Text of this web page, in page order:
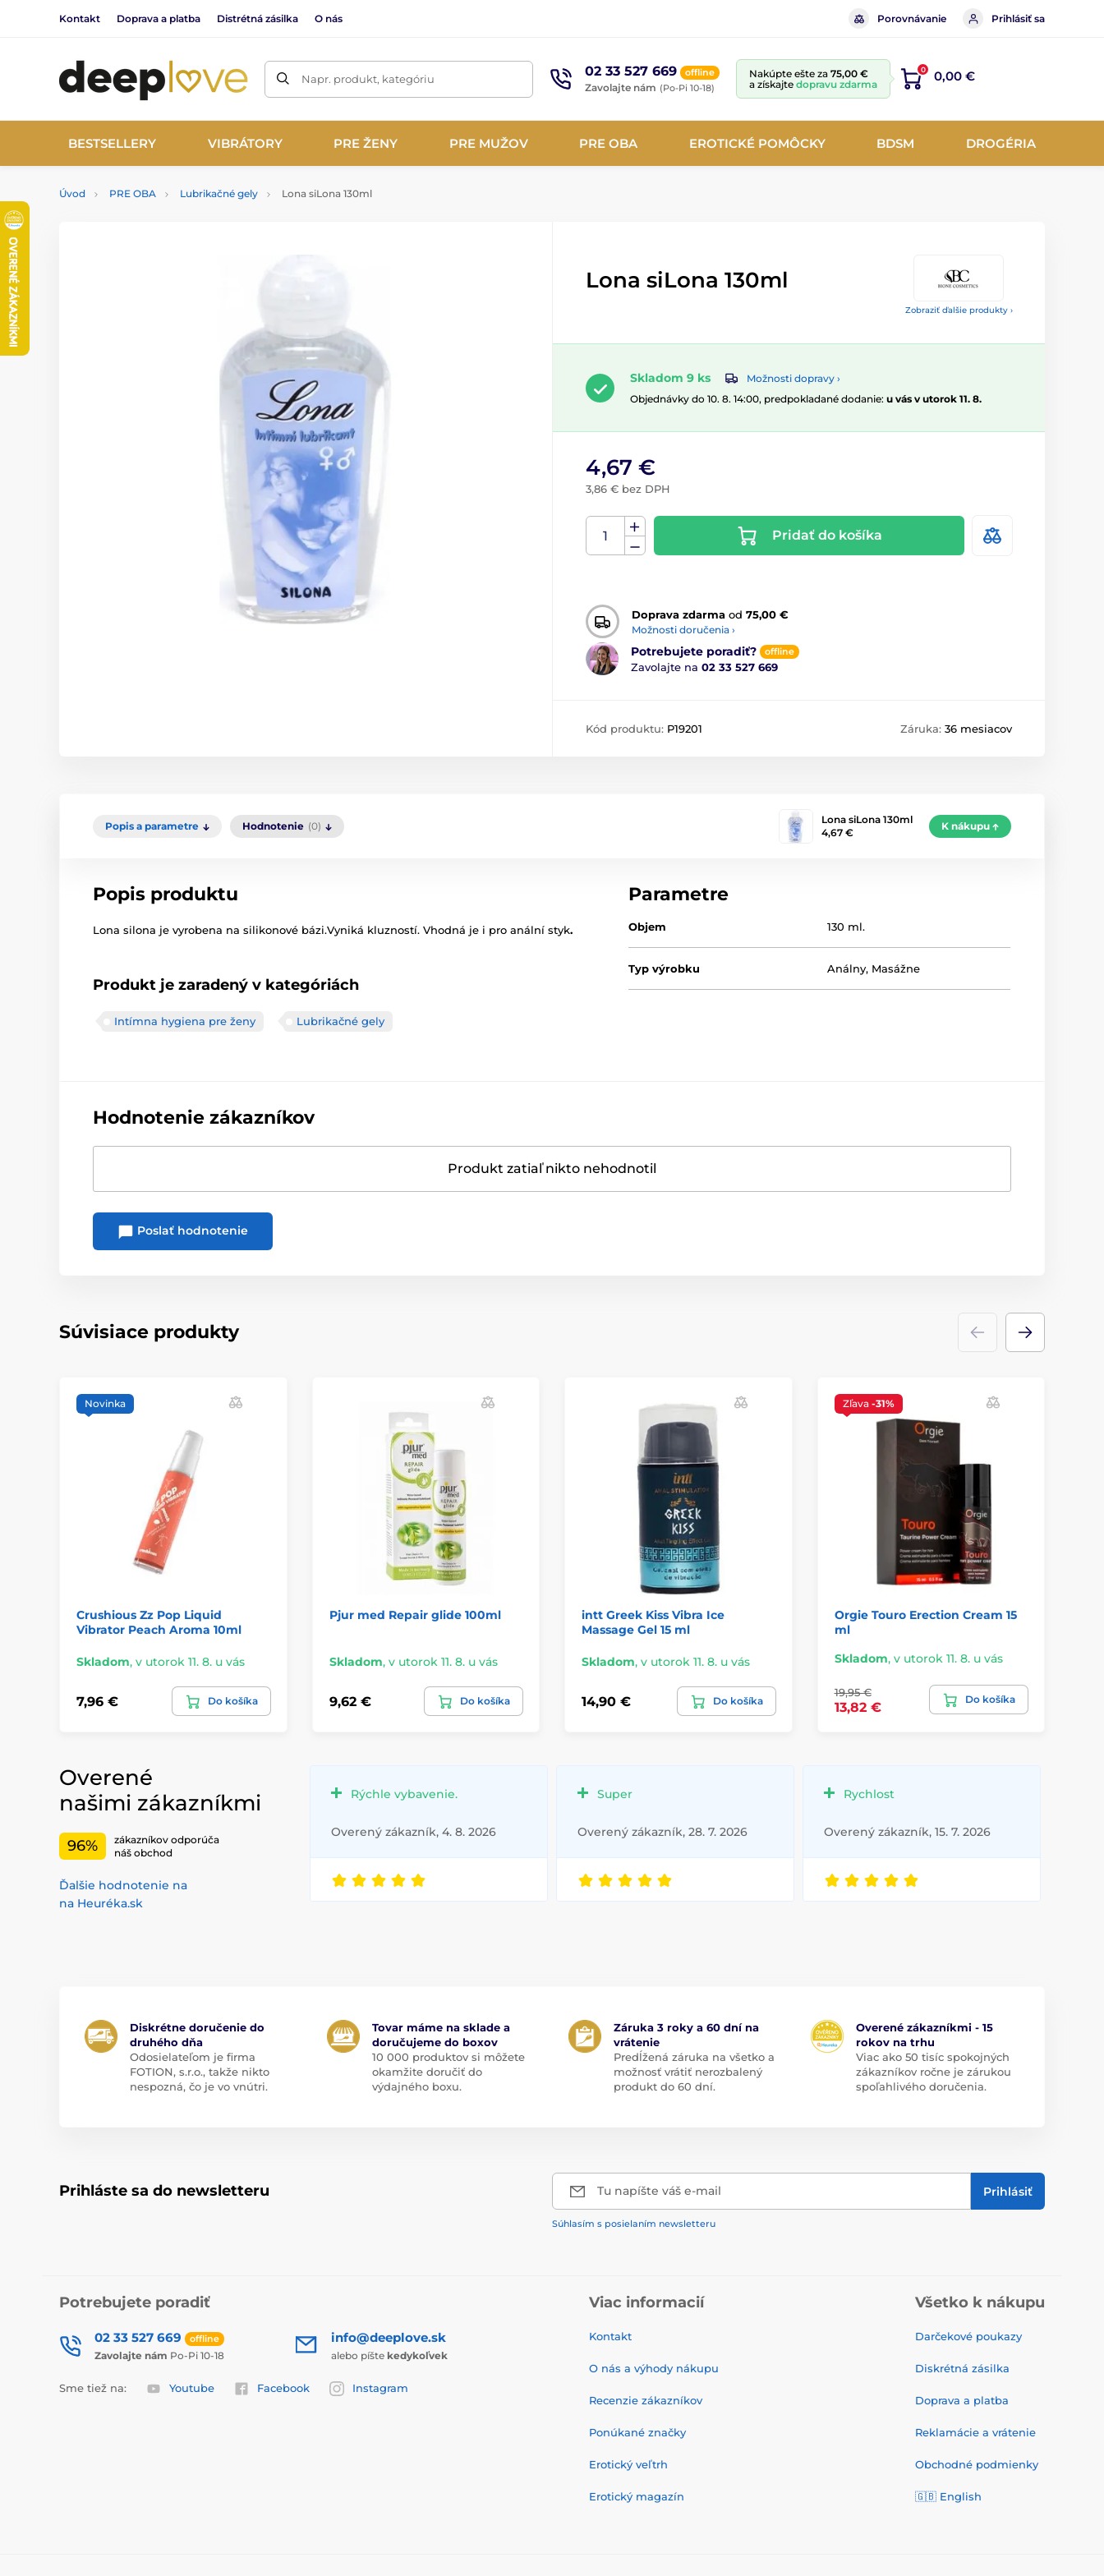
Kontakt Doprava a platba Distrétná zásilka O nás Porovnávanie Prihlásiť sa
Napr. produkt, kategóriu 02 33 527 669 offline
Zavolajte nám (Po-Pi 10-18)
Nakúpte ešte za 75,00 €
a získajte dopravu zdarma
0 0,00 €
BESTSELLERY VIBRÁTORY PRE ŽENY PRE MUŽOV PRE OBA EROTICKÉ POMÔCKY BDSM DROGÉRIA
Úvod PRE OBA Lubrikačné gely Lona siLona 130ml
Zobraziť ďalšie produkty ›
Lona siLona 130ml
Skladom 9 ks
Možnosti dopravy ›
Objednávky do 10. 8. 14:00, predpokladané dodanie: u vás v utorok 11. 8.
4,67 €
3,86 € bez DPH
Pridať do košíka
Doprava zdarma od 75,00 €
Možnosti doručenia ›
Potrebujete poradiť? offline
Zavolajte na 02 33 527 669
Kód produktu: P19201 Záruka: 36 mesiacov
Popis a parametre Hodnotenie (0)
Lona siLona 130ml
4,67 €
K nákupu
Popis produktu
Lona silona je vyrobena na silikonové bázi.Vyniká kluzností. Vhodná je i pro anální styk.
Produkt je zaradený v kategóriách
Intímna hygiena pre ženy Lubrikačné gely
Parametre
Objem 130 ml.
Typ výrobku Análny, Masážne
Hodnotenie zákazníkov
Produkt zatiaľ nikto nehodnotil
Poslať hodnotenie
Súvisiace produkty
Novinka
Crushious Zz Pop Liquid
Vibrator Peach Aroma 10ml
Skladom, v utorok 11. 8. u vás
7,96 € Do košíka
Pjur med Repair glide 100ml
Skladom, v utorok 11. 8. u vás
9,62 € Do košíka
intt Greek Kiss Vibra Ice
Massage Gel 15 ml
Skladom, v utorok 11. 8. u vás
14,90 € Do košíka
Zľava -31%
Orgie Touro Erection Cream 15
ml
Skladom, v utorok 11. 8. u vás
19,95 €
13,82 €
Do košíka
Overené
našimi zákazníkmi
96%
zákazníkov odporúča
náš obchod
Ďalšie hodnotenie na
na Heuréka.sk
Rýchle vybavenie.
Overený zákazník, 4. 8. 2026
Super
Overený zákazník, 28. 7. 2026
Rychlost
Overený zákazník, 15. 7. 2026
Diskrétne doručenie do
druhého dňa
Odosielateľom je firma
FOTION, s.r.o., takže nikto
nespozná, čo je vo vnútri.
Tovar máme na sklade a
doručujeme do boxov
10 000 produktov si môžete
okamžite doručiť do
výdajného boxu.
Záruka 3 roky a 60 dní na
vrátenie
Predĺžená záruka na všetko a
možnosť vrátiť nerozbalený
produkt do 60 dní.
Overené zákazníkmi - 15
rokov na trhu
Viac ako 50 tisíc spokojných
zákazníkov ročne je zárukou
spoľahlivého doručenia.
Prihláste sa do newsletteru Tu napíšte váš e-mail Prihlásiť
Súhlasím s posielaním newsletteru
Potrebujete poradiť
02 33 527 669 offline
Zavolajte nám Po-Pi 10-18
info@deeplove.sk
alebo píšte kedykoľvek
Sme tiež na: Youtube Facebook Instagram
Viac informacií
Kontakt
O nás a výhody nákupu
Recenzie zákazníkov
Ponúkané značky
Erotický veľtrh
Erotický magazín
Všetko k nákupu
Darčekové poukazy
Diskrétná zásilka
Doprava a platba
Reklamácie a vrátenie
Obchodné podmienky
🇬🇧 English